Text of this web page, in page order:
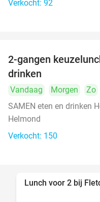
Verkocht: 92
2-gangen
drinken
Vandaag Morgen Zo
SAMEN eten en drinken
Helmond
Verkocht: 150
Lunch voor 2 bij